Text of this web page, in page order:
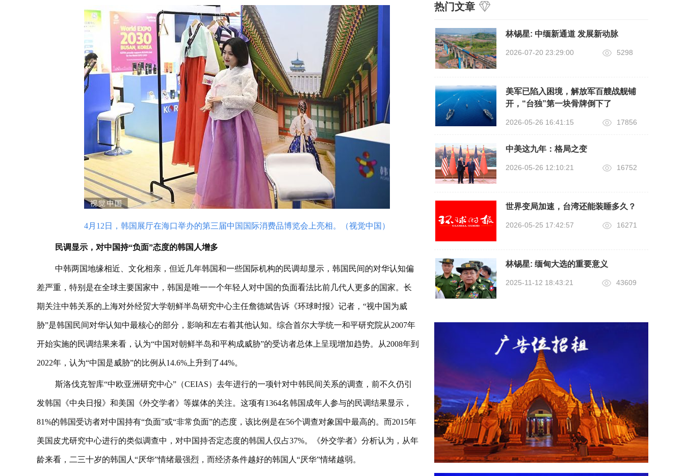
4月12日，韩国展厅在海口举办的第三届中国国际消费品博览会上亮相。（视觉中国）
民调显示，对中国持“负面”态度的韩国人增多
中韩两国地缘相近、文化相亲，但近几年韩国和一些国际机构的民调却显示，韩国民间的对华认知偏
差严重，特别是在全球主要国家中，韩国是唯一一个年轻人对中国的负面看法比前几代人更多的国家。长
期关注中韩关系的上海对外经贸大学朝鲜半岛研究中心主任詹德斌告诉《环球时报》记者，“视中国为威
胁”是韩国民间对华认知中最核心的部分，影响和左右着其他认知。综合首尔大学统一和平研究院从2007年
开始实施的民调结果来看，认为“中国对朝鲜半岛和平构成威胁”的受访者总体上呈现增加趋势。从2008年到
2022年，认为“中国是威胁”的比例从14.6%上升到了44%。
斯洛伐克智库“中欧亚洲研究中心”（CEIAS）去年进行的一项针对中韩民间关系的调查，前不久仍引
发韩国《中央日报》和美国《外交学者》等媒体的关注。这项有1364名韩国成年人参与的民调结果显示，
81%的韩国受访者对中国持有“负面”或“非常负面”的态度，该比例是在56个调查对象国中最高的。而2015年
美国皮尤研究中心进行的类似调查中，对中国持否定态度的韩国人仅占37%。《外交学者》分析认为，从年
龄来看，二三十岁的韩国人“厌华”情绪最强烈，而经济条件越好的韩国人“厌华”情绪越弱。
热门文章
​林锡星: 中缅新通道 发展新动脉
2026-07-20 23:29:00 5298
美军已陷入困境，解放军百艘战舰铺
开，“台独”第一块骨牌倒下了
2026-05-26 16:41:15 17856
中美这九年：格局之变
2026-05-26 12:10:21 16752
世界变局加速，台湾还能装睡多久？
2026-05-25 17:42:57 16271
林锡星: 缅甸大选的重要意义
2025-11-12 18:43:21 43609